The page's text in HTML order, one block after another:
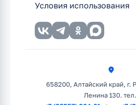
Условия использования
658200, Алтайский край, г.
Ленина 130.